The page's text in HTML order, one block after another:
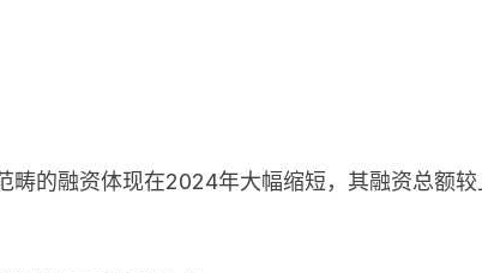
畴的融资体现在2024年大幅缩短，其融资总额